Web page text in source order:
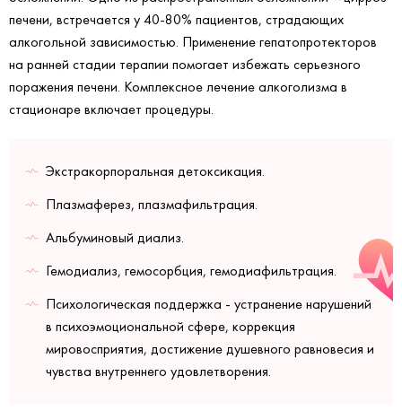
печени, встречается у 40-80% пациентов, страдающих
алкогольной зависимостью. Применение гепатопротекторов
на ранней стадии терапии помогает избежать серьезного
поражения печени. Комплексное лечение алкоголизма в
стационаре включает процедуры.
Экстракорпоральная детоксикация.
Плазмаферез, плазмафильтрация.
Альбуминовый диализ.
Гемодиализ, гемосорбция, гемодиафильтрация.
Психологическая поддержка - устранение нарушений
в психоэмоциональной сфере, коррекция
мировосприятия, достижение душевного равновесия и
чувства внутреннего удовлетворения.